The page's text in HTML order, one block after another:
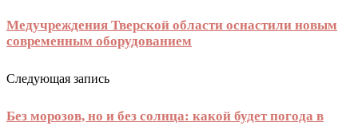
Медучреждения Тверской области оснастили новым
современным оборудованием
Следующая запись
Без морозов, но и без солнца: какой будет погода в